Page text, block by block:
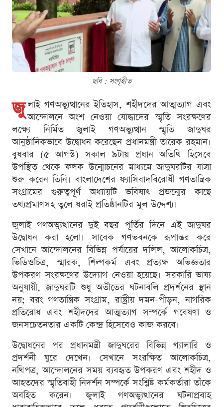
ছবি : সংগৃহীত
জু লাই গণঅভ্যুত্থানের ইতিহাস, শহীদদের আত্মত্যাগ এবং
আন্দোলনে অংশ নেওয়া যোদ্ধাদের স্মৃতি সংরক্ষণের
লক্ষ্যে নির্মিত জুলাই গণঅভ্যুত্থান স্মৃতি জাদুঘর
আনুষ্ঠানিকভাবে উদ্বোধন করেছেন প্রধানমন্ত্রী তারেক রহমান।
বুধবার (৫ আগস্ট) সকাল ৯টায় প্রধান অতিথি হিসেবে
উপস্থিত থেকে ফলক উন্মোচনের মাধ্যমে জাদুঘরটির যাত্রা
শুরু করেন তিনি। বাংলাদেশের ফ্যাসিবাদবিরোধী গণতান্ত্রিক
সংগ্রামের গুরুত্বপূর্ণ অধ্যায়টি ভবিষ্যৎ প্রজন্মের কাছে
তথ্যপ্রমাণসহ তুলে ধরাই প্রতিষ্ঠানটির মূল উদ্দেশ্য।
জুলাই গণঅভ্যুত্থানের দুই বছর পূর্তির দিনে এই জাদুঘর
উদ্বোধন করা হলো। সাবেক গণভবনকে রূপান্তর করে
সেখানে আন্দোলনের বিভিন্ন পর্যায়ের দলিল, আলোকচিত্র,
ভিডিওচিত্র, স্মারক, শিল্পকর্ম এবং প্রত্যক্ষ অভিজ্ঞতার
উপকরণ সংরক্ষণের উদ্যোগ নেওয়া হয়েছে। সরকারি ভাষ্য
অনুযায়ী, জাদুঘরটি শুধু অতীতের ঘটনাবলি প্রদর্শনের স্থান
নয়; বরং গণতান্ত্রিক সংগ্রাম, রাষ্ট্রীয় দমন-পীড়ন, নাগরিক
প্রতিরোধ এবং শহীদদের আত্মত্যাগ সম্পর্কে গবেষণা ও
জনসচেতনতার একটি কেন্দ্র হিসেবেও কাজ করবে।
উদ্বোধনের পর প্রধানমন্ত্রী জাদুঘরের বিভিন্ন গ্যালারি ও
প্রদর্শনী ঘুরে দেখেন। সেখানে সংরক্ষিত আলোকচিত্র,
নথিপত্র, আন্দোলনের সময় ব্যবহৃত উপকরণ এবং শহীদ ও
আহতদের স্মৃতিবাহী নিদর্শন সম্পর্কে সংশ্লিষ্ট কর্মকর্তারা তাঁকে
অবহিত করেন। জুলাই গণঅভ্যুত্থানের ঘটনাপ্রবাহ